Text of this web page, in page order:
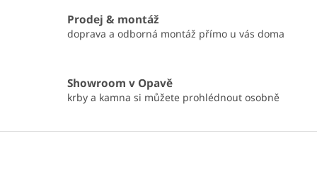
Prodej & montáž
doprava a odborná montáž přímo u vás doma
Showroom v Opavě
krby a kamna si můžete prohlédnout osobně
Z